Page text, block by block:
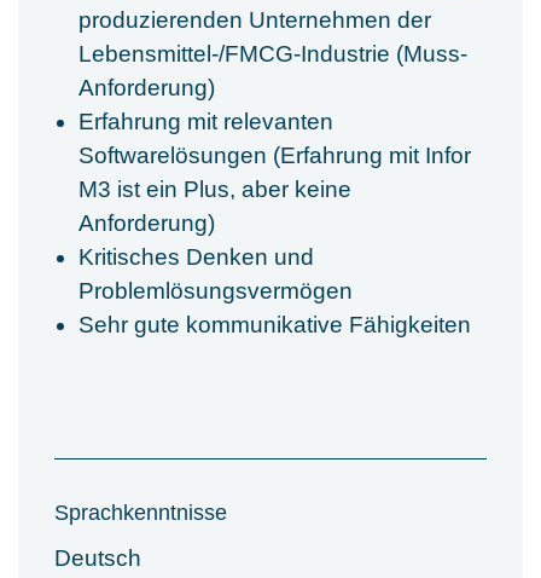
produzierenden Unternehmen der
Lebensmittel-/FMCG-Industrie (Muss-
Anforderung)
Erfahrung mit relevanten
Softwarelösungen (Erfahrung mit Infor
M3 ist ein Plus, aber keine
Anforderung)
Kritisches Denken und
Problemlösungsvermögen
Sehr gute kommunikative Fähigkeiten
Sprachkenntnisse
Deutsch